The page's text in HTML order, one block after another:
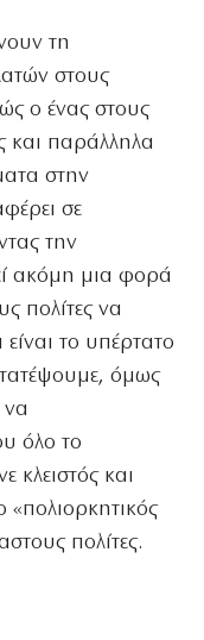
τη
στους
ο ένας στους
και παράλληλα
στην
σε
την
ακόμη μια φορά
πολίτες να
το υπέρτατο
όμως
όλο το
κλειστός και
πολίτες.